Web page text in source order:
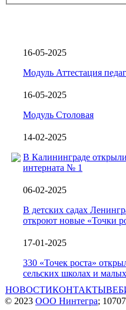
16-05-2025
Модуль Аттестация
16-05-2025
Модуль Столовая
14-02-2025
В Калининграде
интерната № 1
06-02-2025
В детских садах
откроют новые «Точки
17-01-2025
330 «Точек роста»
сельских школах и
НОВОСТИКОНТАКТЫ
© 2023 ООО Нинтегра;